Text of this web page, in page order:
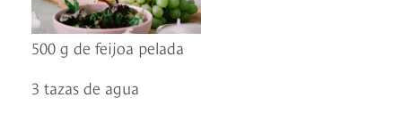
500 g de feijoa pelada
3 tazas de agua